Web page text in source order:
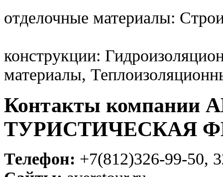
отделочные материалы:
конструкции:
материалы,
Контакты компании
ТУРИСТИЧЕСКАЯ
Телефон: +7(812)326-99-50,